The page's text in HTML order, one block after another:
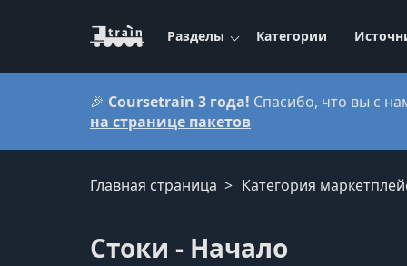
Разделы Категории
🎉 Coursetrain 3 года! Спасибо, что вы с
на странице пакетов
Главная страница Категория
Стоки - Начало